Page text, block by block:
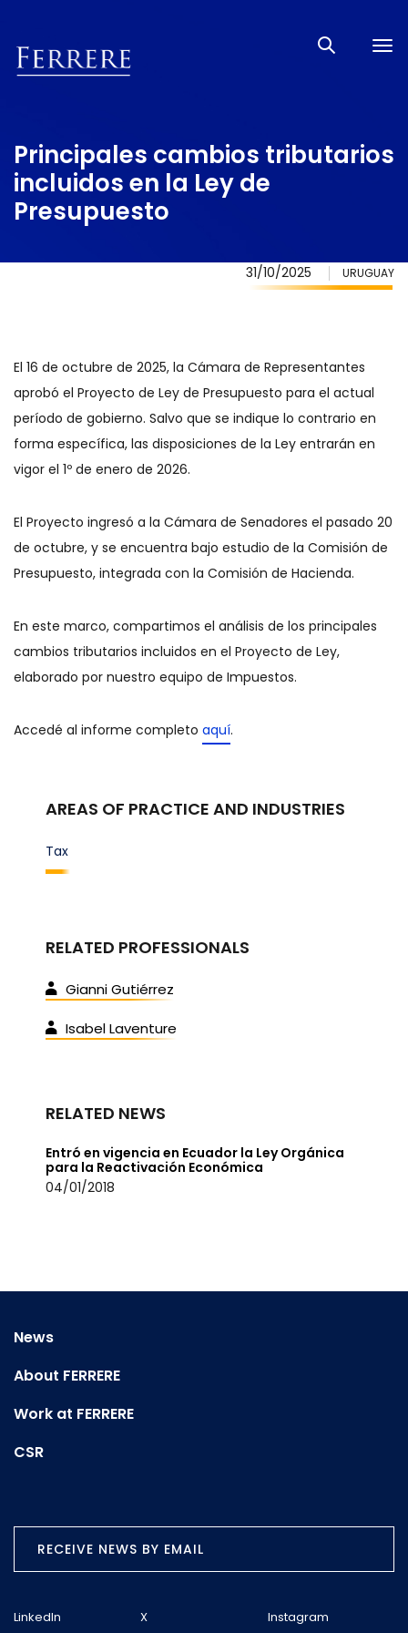
Principales cambios tributarios
incluidos en la Ley de
Presupuesto
31/10/2025 URUGUAY
El 16 de octubre de 2025, la Cámara de Representantes
aprobó el Proyecto de Ley de Presupuesto para el actual
período de gobierno. Salvo que se indique lo contrario en
forma específica, las disposiciones de la Ley entrarán en
vigor el 1º de enero de 2026.
El Proyecto ingresó a la Cámara de Senadores el pasado 20
de octubre, y se encuentra bajo estudio de la Comisión de
Presupuesto, integrada con la Comisión de Hacienda.
En este marco, compartimos el análisis de los principales
cambios tributarios incluidos en el Proyecto de Ley,
elaborado por nuestro equipo de Impuestos.
Accedé al informe completo aquí.
AREAS OF PRACTICE AND INDUSTRIES
Tax
RELATED PROFESSIONALS
Gianni Gutiérrez
Isabel Laventure
RELATED NEWS
Entró en vigencia en Ecuador la Ley Orgánica
para la Reactivación Económica
04/01/2018
News
About FERRERE
Work at FERRERE
CSR
RECEIVE NEWS BY EMAIL
LinkedIn X Instagram